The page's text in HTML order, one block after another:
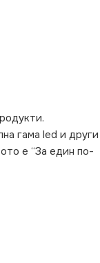
гама led и други
е “За един по-